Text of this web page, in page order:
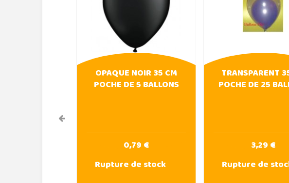
OPAQUE NOIR 35 CM
POCHE DE 5 BALLONS
0,79 €
Rupture de stock
TRANSPARENT
POCHE DE 25
3,29 €
Rupture de